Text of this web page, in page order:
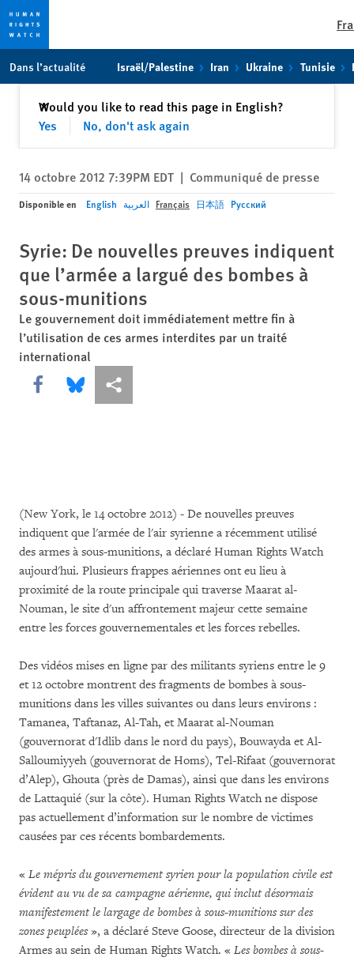
toto
content
Dans l’actualité Israël/Palestine Iran Ukraine Tunisie
Would you like to read this page in English?
Yes
No, don't ask again
✕Fermer
14 octobre 2012 7:39PM EDT | Communiqué de presse
Disponible en English العربية Français 日本語 Русский
Syrie: De nouvelles preuves indiquent
que l’armée a largué des bombes à
sous-munitions
Le gouvernement doit immédiatement mettre fin à
l’utilisation de ces armes interdites par un traité
international
Share this via Facebook
Share this via Bluesky
Share this via Partagez
(New York, le 14 octobre 2012) - De nouvelles preuves
indiquent que l'armée de l'air syrienne a récemment utilisé
des armes à sous-munitions, a déclaré Human Rights Watch
aujourd'hui. Plusieurs frappes aériennes ont eu lieu à
proximité de la route principale qui traverse Maarat al-
Nouman, le site d'un affrontement majeur cette semaine
entre les forces gouvernementales et les forces rebelles.
Des vidéos mises en ligne par des militants syriens entre le 9
et 12 octobre montrent des fragments de bombes à sous-
munitions dans les villes suivantes ou dans leurs environs :
Tamanea, Taftanaz, Al-Tah, et Maarat al-Nouman
(gouvernorat d'Idlib dans le nord du pays), Bouwayda et Al-
Salloumiyyeh (gouvernorat de Homs), Tel-Rifaat (gouvernorat
d’Alep), Ghouta (près de Damas), ainsi que dans les environs
de Lattaquié (sur la côte). Human Rights Watch ne dispose
pas actuellement d’information sur le nombre de victimes
causées par ces récents bombardements.
« Le mépris du gouvernement syrien pour la population civile est
évident au vu de sa campagne aérienne, qui inclut désormais
manifestement le largage de bombes à sous-munitions sur des
zones peuplées», a déclaré Steve Goose, directeur de la division
Armes au sein de Human Rights Watch. « Les bombes à sous-